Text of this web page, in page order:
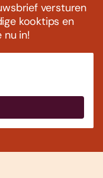
versturen
kooktips en
nu in!